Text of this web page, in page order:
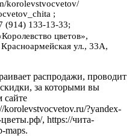
korolevstvocvetov/
;
(914) 133-13-33;
цветов»,
ул., 33А,
распродажи, проводит
за которыми вы
сайте
korolevstvocvetov.ru/?yandex-
, https://чита-
maps.